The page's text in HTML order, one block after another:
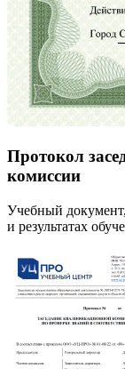
Протокол
комиссии
Учебный
и результатах